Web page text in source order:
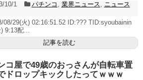
相互RSS
10/1 パチンコ , 業界ニュース, ニュース
08/29(火) 02:16:51.52 ID:??? TID:syoubainin
9:13配...
記事を読む
コ屋で49歳のおっさんが自転車置
ドロップキックしたってｗｗｗ